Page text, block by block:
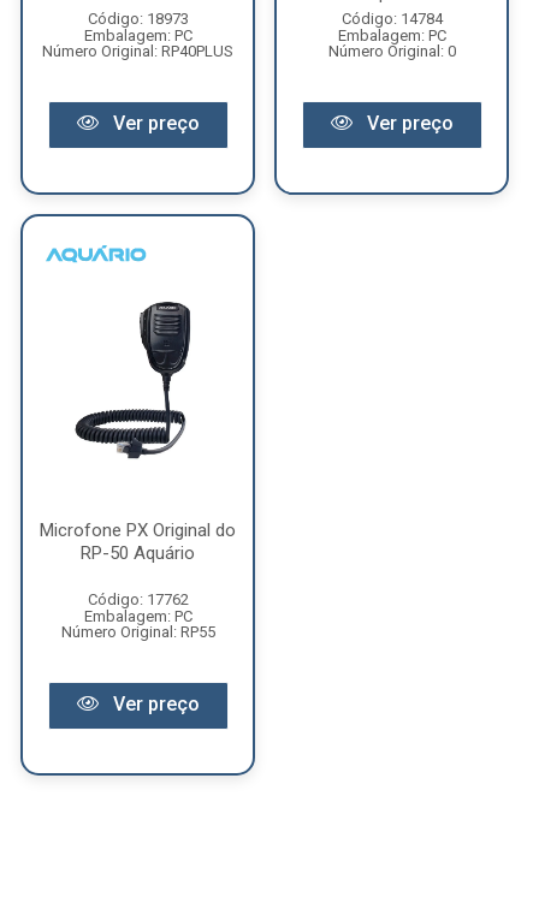
Código: 18973
Embalagem: PC
Número Original: RP40PLUS
Ver preço
Código: 14784
Embalagem: PC
Número Original: 0
Ver preço
Microfone PX Original do
RP-50 Aquário
Código: 17762
Embalagem: PC
Número Original: RP55
Ver preço